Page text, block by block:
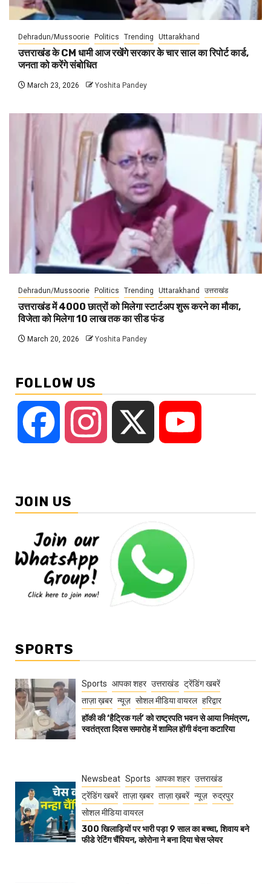
Dehradun/Mussoorie Politics Trending Uttarakhand
उत्तराखंड के CM धामी आज रखेंगे सरकार के चार साल का रिपोर्ट कार्ड,
जनता को करेंगे संबोधित
March 23, 2026 Yoshita Pandey
Dehradun/Mussoorie Politics Trending Uttarakhand उत्तराखंड
उत्तराखंड में 4000 छात्रों को मिलेगा स्टार्टअप शुरू करने का मौका,
विजेता को मिलेगा 10 लाख तक का सीड फंड
March 20, 2026 Yoshita Pandey
FOLLOW US
Facebook Instagram
JOIN US
SPORTS
Sports आपका शहर उत्तराखंड ट्रेंडिंग खबरें
ताज़ा ख़बर न्यूज़ सोशल मीडिया वायरल हरिद्वार
हॉकी की ‘हैट्रिक गर्ल’ को राष्ट्रपति भवन से आया निमंत्रण,
स्वतंत्रता दिवस समारोह में शामिल होंगी वंदना कटारिया
Newsbeat Sports आपका शहर उत्तराखंड
ट्रेंडिंग खबरें ताज़ा ख़बर ताज़ा ख़बरें न्यूज़ रुद्रपुर
सोशल मीडिया वायरल
300 खिलाड़ियों पर भारी पड़ा 9 साल का बच्चा, शिवाय बने
फीडे रेटिंग चैंपियन, कोरोना ने बना दिया चेस प्लेयर